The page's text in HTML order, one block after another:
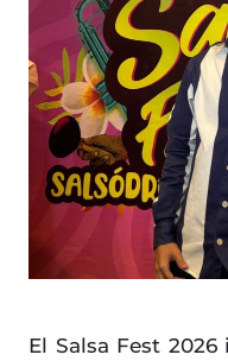
El Salsa Fest